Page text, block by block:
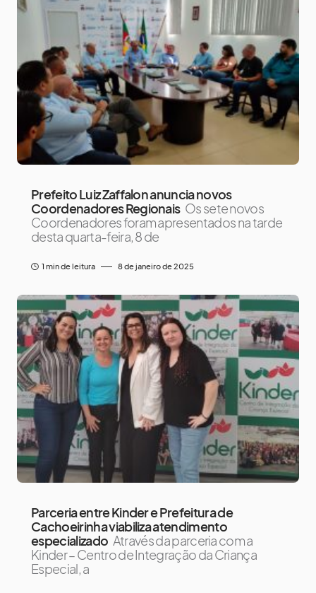
Prefeito Luiz Zaffalon anuncia novos
Coordenadores Regionais Os sete novos
Coordenadores foram apresentados na tarde
desta quarta-feira, 8 de
1 min de leitura 8 de janeiro de 2025
Parceria entre Kinder e Prefeitura de
Cachoeirinha viabiliza atendimento
especializado Através da parceria com a
Kinder – Centro de Integração da Criança
Especial, a